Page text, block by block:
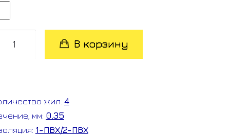
В корзину
жил: 4
мм: 0.35
1-ПВХ/2-ПВХ